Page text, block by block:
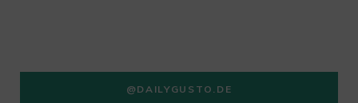
@DAILYGUSTO.DE